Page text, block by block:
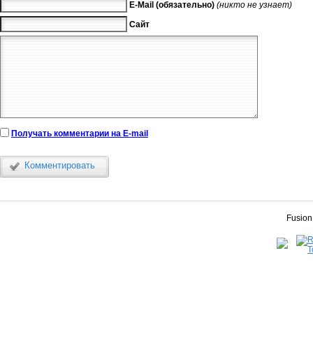
E-Mail (обязательно) (никто не узнает)
Сайт
Получать комментарии на E-mail
Комментировать